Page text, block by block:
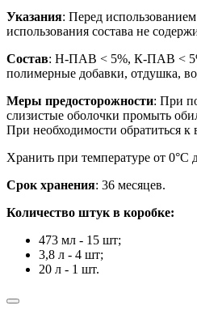
Указания: Перед
использования состава не
Состав: Н-ПАВ < 5%, К-ПАВ <
полимерные добавки, отдушка,
Меры предосторожности: При
слизистые оболочки промыть
При необходимости обратиться к
Хранить при температуре от 0°С
Срок хранения: 36 месяцев.
Количество штук в коробке:
473 мл - 15 шт;
3,8 л - 4 шт;
20 л - 1 шт.